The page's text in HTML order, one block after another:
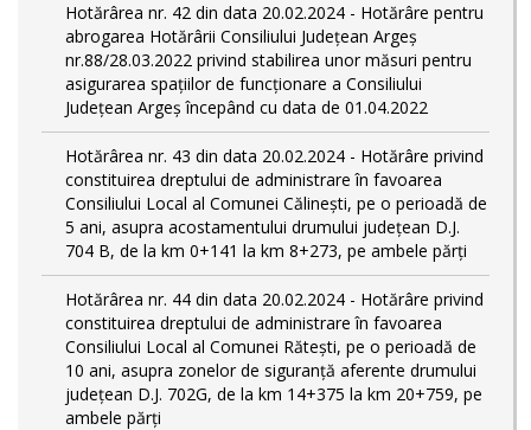
Hotărârea nr. 42 din data 20.02.2024 - Hotărâre pentru
abrogarea Hotărârii Consiliului Județean Argeș
nr.88/28.03.2022 privind stabilirea unor măsuri pentru
asigurarea spațiilor de funcționare a Consiliului
Județean Argeș începând cu data de 01.04.2022
Hotărârea nr. 43 din data 20.02.2024 - Hotărâre privind
constituirea dreptului de administrare în favoarea
Consiliului Local al Comunei Călinești, pe o perioadă de
5 ani, asupra acostamentului drumului județean D.J.
704 B, de la km 0+141 la km 8+273, pe ambele părți
Hotărârea nr. 44 din data 20.02.2024 - Hotărâre privind
constituirea dreptului de administrare în favoarea
Consiliului Local al Comunei Rătești, pe o perioadă de
10 ani, asupra zonelor de siguranță aferente drumului
județean D.J. 702G, de la km 14+375 la km 20+759, pe
ambele părți